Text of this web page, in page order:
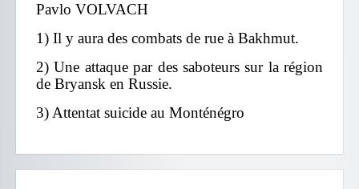
Pavlo VOLVACH
1) Il y aura des combats de rue à Bakhmut.
2) Une attaque par des saboteurs sur la région
de Bryansk en Russie.
3) Attentat suicide au Monténégro